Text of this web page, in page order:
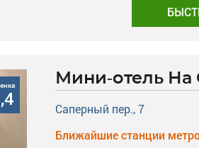
Мини-отель На
Саперный пер., 7
Ближайшие станции